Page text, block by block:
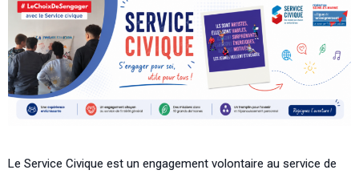
Le Service Civique est un engagement volontaire au service de